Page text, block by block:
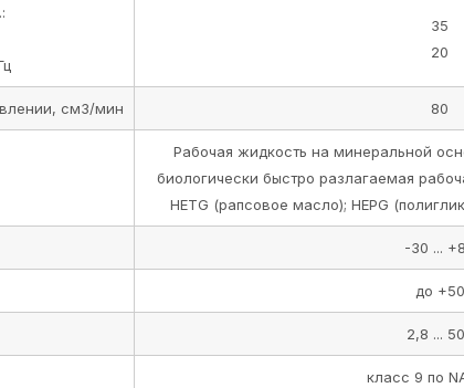
35
20
см3/мин 80
Рабочая жидкость на минеральной
биологически быстро разлагаемая
HETG (рапсовое масло); HEPG
-30 ...
до +50
2,8 ...
класс 9 по